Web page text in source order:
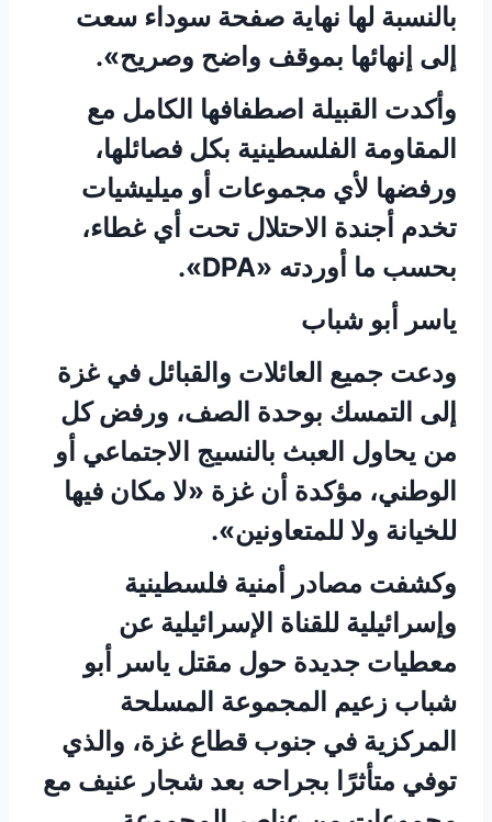
بالنسبة لها نهاية صفحة سوداء سعت
إلى إنهائها بموقف واضح وصريح».
وأكدت القبيلة اصطفافها الكامل مع
المقاومة الفلسطينية بكل فصائلها،
ورفضها لأي مجموعات أو ميليشيات
تخدم أجندة الاحتلال تحت أي غطاء،
بحسب ما أوردته «DPA».
ياسر أبو شباب
ودعت جميع العائلات والقبائل في غزة
إلى التمسك بوحدة الصف، ورفض كل
من يحاول العبث بالنسيج الاجتماعي أو
الوطني، مؤكدة أن غزة «لا مكان فيها
للخيانة ولا للمتعاونين».
وكشفت مصادر أمنية فلسطينية
وإسرائيلية للقناة الإسرائيلية عن
معطيات جديدة حول مقتل ياسر أبو
شباب زعيم المجموعة المسلحة
المركزية في جنوب قطاع غزة، والذي
توفي متأثرًا بجراحه بعد شجار عنيف مع